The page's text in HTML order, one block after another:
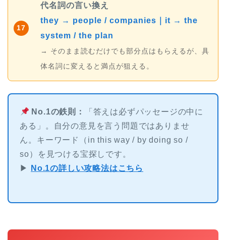
17
代名詞の言い換え
they → people / companies｜it → the
system / the plan
→ そのまま読むだけでも部分点はもらえるが、具
体名詞に変えると満点が狙える。
No.1の鉄則：
「答えは必ずパッセージの中に
ある」。自分の意見を言う問題ではありませ
ん。キーワード（in this way / by doing so /
so）を見つける宝探しです。
▶
No.1の詳しい攻略法はこちら